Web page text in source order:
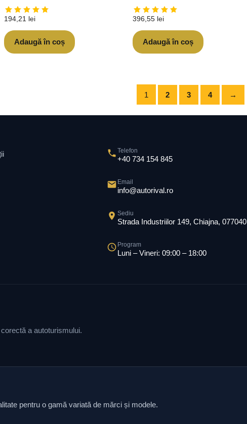
194,21 lei
Adaugă în coș
396,55 lei
Adaugă în coș
1 2 3 4 →
Telefon
+40 734 154 845
Email
info@autorival.ro
Sediu
Strada Industriilor 149, Chiajna, 077040
Program
Luni – Vineri: 09:00 – 18:00
a autoturismului.
pentru o gamă variată de mărci și modele.